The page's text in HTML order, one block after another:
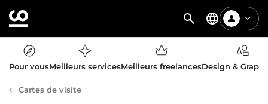
Pour vousMeilleurs servicesMeilleurs freelancesDesign &
Cartes de visite